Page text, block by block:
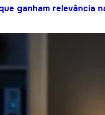
ganham relevância